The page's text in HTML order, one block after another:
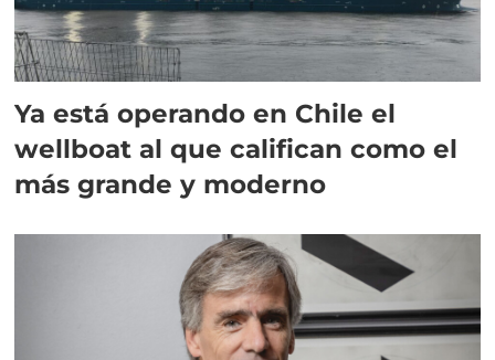
Ya está operando en Chile el
wellboat al que califican como el
más grande y moderno